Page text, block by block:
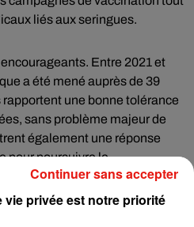
liés aux seringues.
Entre 2021 et
a été mené auprès de 39
une bonne tolérance
sans problème majeur de
également une réponse
pour poursuivre le
vaccin.
de phase 2, qui impliquera
vie privée est notre priorité
Continuer sans accepter